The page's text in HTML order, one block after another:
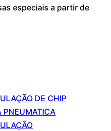
especiais a partir de
DE CHIP
PNEUMATICA